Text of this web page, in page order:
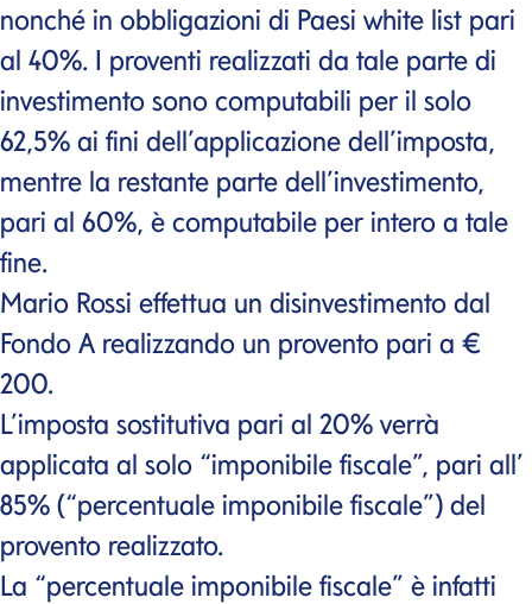
nonché in obbligazioni di Paesi white list pari
al 40%. I proventi realizzati da tale parte di
investimento sono computabili per il solo
62,5% ai fini dell’applicazione dell’imposta,
mentre la restante parte dell’investimento,
pari al 60%, è computabile per intero a tale
fine.
Mario Rossi effettua un disinvestimento dal
Fondo A realizzando un provento pari a €
200.
L’imposta sostitutiva pari al 20% verrà
applicata al solo “imponibile fiscale”, pari all’
85% (“percentuale imponibile fiscale”) del
provento realizzato.
La “percentuale imponibile fiscale” è infatti